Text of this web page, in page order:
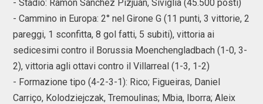
- Stadio: Ramón Sánchez Pizjuán, Siviglia (45.500 posti)
- Cammino in Europa: 2° nel Girone G (11 punti, 3 vittorie, 2
pareggi, 1 sconfitta, 8 gol fatti, 5 subiti), vittoria ai
sedicesimi contro il Borussia Moenchengladbach (1-0, 3-
2), vittoria agli ottavi contro il Villarreal (1-3, 1-2)
- Formazione tipo (4-2-3-1): Rico; Figueiras, Daniel
Carriço, Kolodziejczak, Tremoulinas; Mbia, Iborra; Aleix